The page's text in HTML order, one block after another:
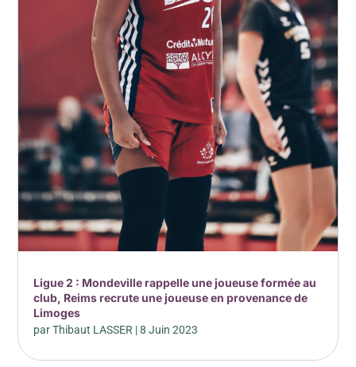
Ligue 2 : Mondeville rappelle une joueuse formée au
club, Reims recrute une joueuse en provenance de
Limoges
parThibaut LASSER |8 Juin 2023